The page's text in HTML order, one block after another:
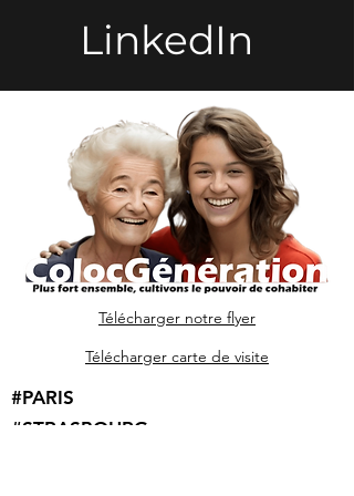
LinkedIn
Télécharger notre flyer
Télécharger carte de visite
#PARIS
#STRASBOURG